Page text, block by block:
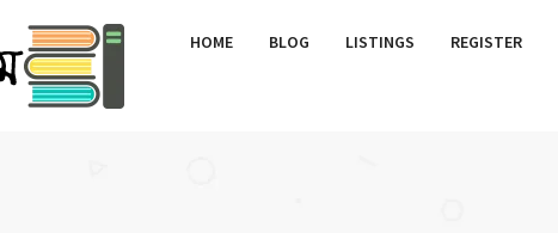
HOME BLOG LISTINGS REGISTER